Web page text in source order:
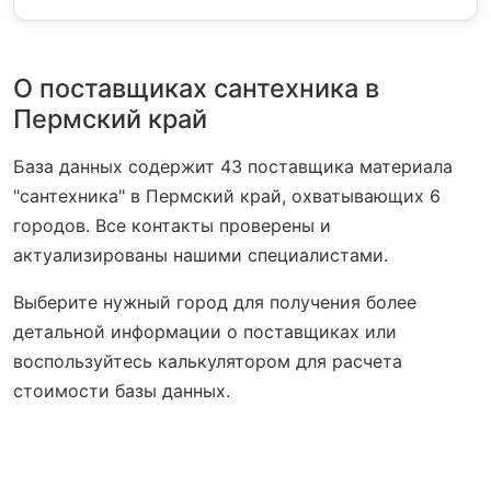
О поставщиках сантехника в
Пермский край
База данных содержит 43 поставщика материала
"сантехника" в Пермский край, охватывающих 6
городов. Все контакты проверены и
актуализированы нашими специалистами.
Выберите нужный город для получения более
детальной информации о поставщиках или
воспользуйтесь калькулятором для расчета
стоимости базы данных.